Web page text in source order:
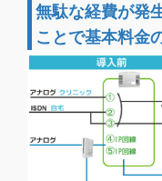
無駄な経費が発
ことで基本料金